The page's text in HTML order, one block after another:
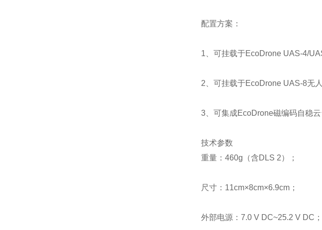
配置方案：
1、可挂载于EcoDrone UAS-4/
2、可挂载于EcoDrone UAS-8无
3、可集成EcoDrone磁编码自稳
技术参数
重量：460g（含DLS 2）；
尺寸：11cm×8cm×6.9cm；
外部电源：7.0 V DC~25.2 V DC；